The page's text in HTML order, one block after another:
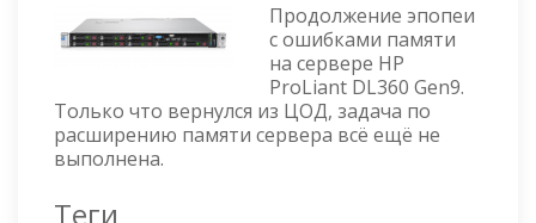
DL360
GEN9
—
MEMORY
INITIALIZATION
ERROR
Продолжение эпопеи
с ошибками памяти
на сервере HP
ProLiant DL360 Gen9.
Только что вернулся из ЦОД, задача по
расширению памяти сервера всё ещё не
выполнена.
Теги